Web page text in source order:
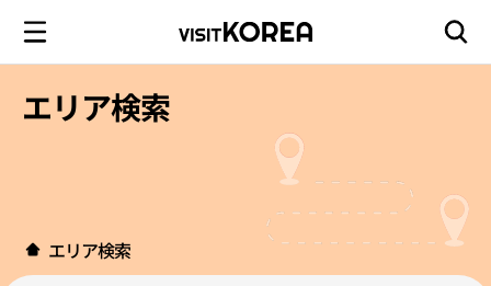
エリア検索
エリア検索